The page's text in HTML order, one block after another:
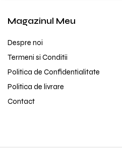
Magazinul Meu
Despre noi
Termeni si Conditii
Politica de Confidentialitate
Politica de livrare
Contact